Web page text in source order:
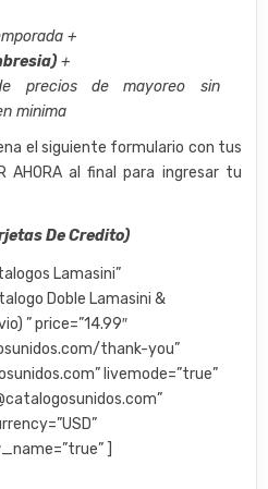
+
+
precios de mayoreo sin
minima
el siguiente formulario con tus
AHORA al final para ingresar tu
De Credito)
Lamasini”
Doble Lamasini &
” price=”14.99″
thank-you”
livemode=”true”
]